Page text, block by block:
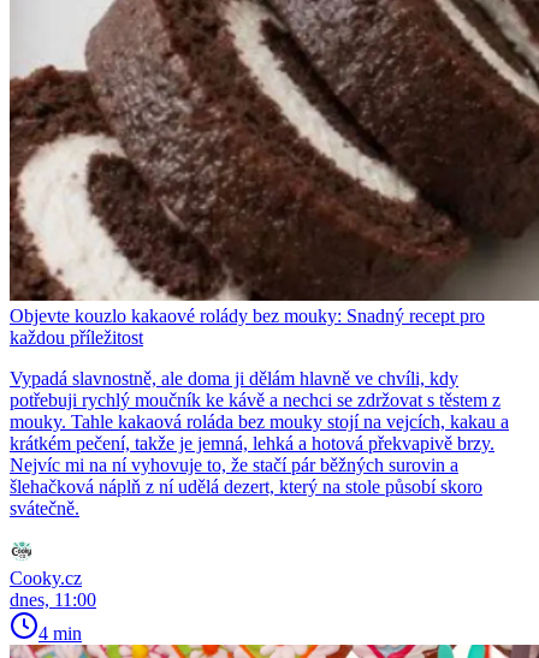
Objevte kouzlo kakaové rolády bez mouky: Snadný recept pro
každou příležitost
Vypadá slavnostně, ale doma ji dělám hlavně ve chvíli, kdy
potřebuji rychlý moučník ke kávě a nechci se zdržovat s těstem z
mouky. Tahle kakaová roláda bez mouky stojí na vejcích, kakau a
krátkém pečení, takže je jemná, lehká a hotová překvapivě brzy.
Nejvíc mi na ní vyhovuje to, že stačí pár běžných surovin a
šlehačková náplň z ní udělá dezert, který na stole působí skoro
svátečně.
Cooky.cz
dnes, 11:00
4 min